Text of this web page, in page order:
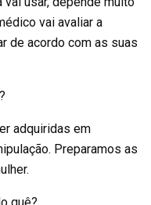
vai avaliar a
de acordo com as suas
adquiridas em
Preparamos as